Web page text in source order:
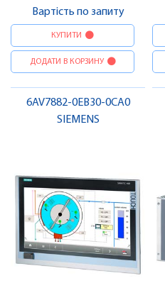
Вартість по запиту
КУПИТИ
ДОДАТИ В КОРЗИНУ
6AV7882-0EB30-0CA0
SIEMENS